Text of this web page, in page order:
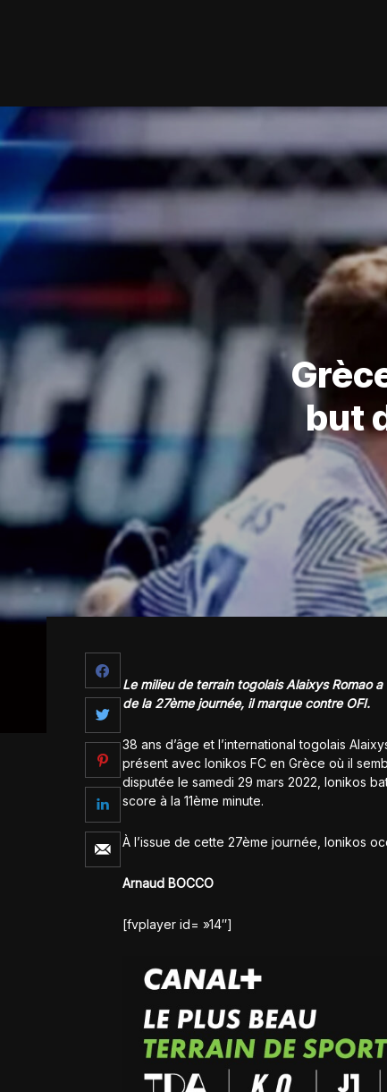
but
Le milieu de terrain togolais Alaixys Romao
de la 27ème journée, il marque contre OFI.
38 ans d’âge et l’international togolais
présent avec Ionikos FC en Grèce où il
disputée le samedi 29 mars 2022, Ionikos
score à la 11ème minute.
À l’issue de cette 27ème journée, Ionikos
Arnaud BOCCO
[fvplayer id= »14″]